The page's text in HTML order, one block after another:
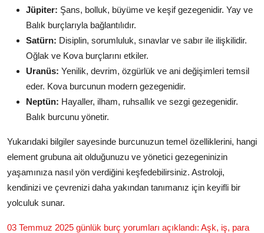
Jüpiter: Şans, bolluk, büyüme ve keşif gezegenidir. Yay ve
Balık burçlarıyla bağlantılıdır.
Satürn: Disiplin, sorumluluk, sınavlar ve sabır ile ilişkilidir.
Oğlak ve Kova burçlarını etkiler.
Uranüs: Yenilik, devrim, özgürlük ve ani değişimleri temsil
eder. Kova burcunun modern gezegenidir.
Neptün: Hayaller, ilham, ruhsallık ve sezgi gezegenidir.
Balık burcunu yönetir.
Yukarıdaki bilgiler sayesinde burcunuzun temel özelliklerini, hangi
element grubuna ait olduğunuzu ve yönetici gezegeninizin
yaşamınıza nasıl yön verdiğini keşfedebilirsiniz. Astroloji,
kendinizi ve çevrenizi daha yakından tanımanız için keyifli bir
yolculuk sunar.
03 Temmuz 2025 günlük burç yorumları açıklandı: Aşk, iş, para